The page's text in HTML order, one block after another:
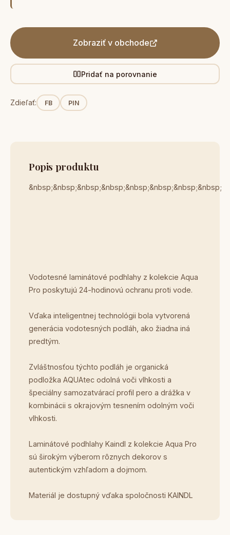
Zobraziť v obchode
Pridať na porovnanie
Zdieľať: FB PIN
Popis produktu
&nbsp;&nbsp;&nbsp;&nbsp;&nbsp;&nbsp;&nbsp;&nbsp;
Vodotesné laminátové podhlahy z kolekcie Aqua
Pro poskytujú 24-hodinovú ochranu proti vode.
Vďaka inteligentnej technológii bola vytvorená
generácia vodotesných podláh, ako žiadna iná
predtým.
Zvláštnosťou týchto podláh je organická
podložka AQUAtec odolná voči vlhkosti a
špeciálny samozatvárací profil pero a drážka v
kombinácii s okrajovým tesnením odolným voči
vlhkosti.
Laminátové podhlahy Kaindl z kolekcie Aqua Pro
sú širokým výberom rôznych dekorov s
autentickým vzhľadom a dojmom.
Materiál je dostupný vďaka spoločnosti KAINDL